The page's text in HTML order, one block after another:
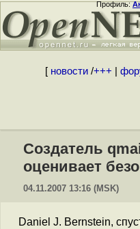
Профиль:
[ новости/+++
Создатель
оценивает
04.11.2007 13:16 (MSK)
Daniel J. Bernstein,